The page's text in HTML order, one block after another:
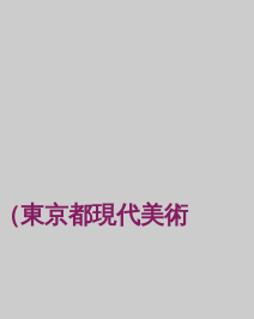
東京都現代美術